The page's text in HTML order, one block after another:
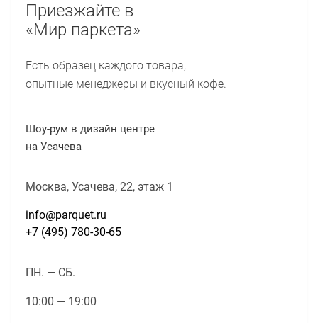
Приезжайте в
«Мир паркета»
Есть образец каждого товара,
опытные менеджеры и вкусный кофе.
Шоу-рум в дизайн центре
на Усачева
Москва, Усачева, 22, этаж 1
info@parquet.ru
+7 (495) 780-30-65
ПН. — СБ.
10:00 — 19:00